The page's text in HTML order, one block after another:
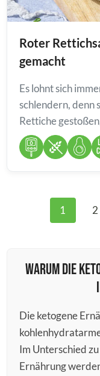
Roter
gemacht
Es lohnt sich
schlendern, denn
Rettiche
1 2
Warum die
Die ketogene
Im Unterschied
Ernährung